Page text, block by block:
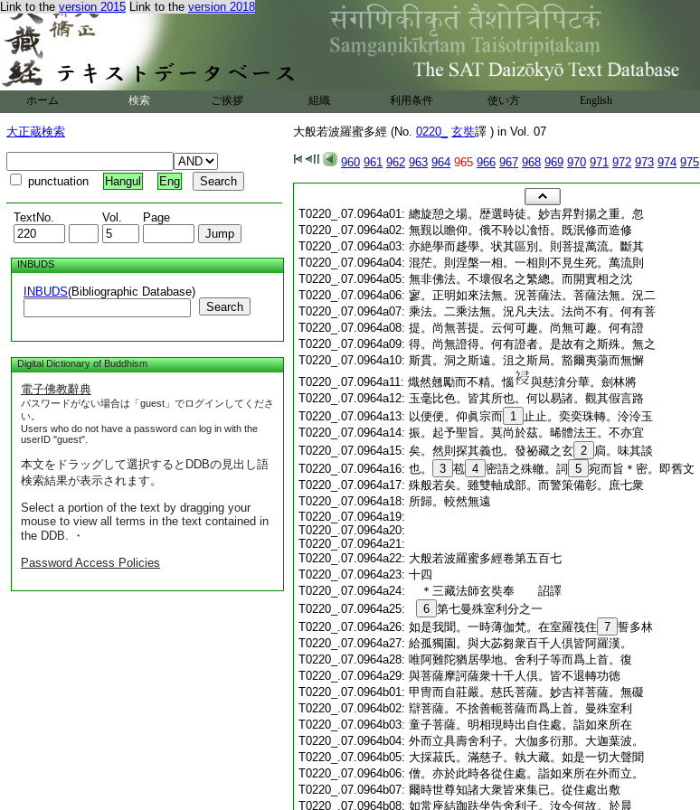
Link to the version 2015 Link to the version 2018
ホーム 検索 ご挨拶 組織 利用条件 使い方 English
大正蔵検索
punctuation Hangul Eng
TextNo. Vol. Page
INBUDS
INBUDS(Bibliographic Database)
Search
Digital Dictionary of Buddhism
電子佛教辭典
パスワードがない場合は「guest」でログインしてくださ
い。
Users who do not have a password can log in with the
userID "guest".
本文をドラッグして選択するとDDBの見出し語
検索結果が表示されます。
Select a portion of the text by dragging your
mouse to view all terms in the text contained in
the DDB. ・
Password Access Policies
大般若波羅蜜多經 (No. 0220_ 玄奘譯 ) in Vol. 07
960 961 962 963 964 965 966 967 968 969 970 971 972 973 974 975
T0220_.07.0964a01: 總旋憩之場。歴選時徒。妙吉昇對揚之重。忽
T0220_.07.0964a02: 無覲以瞻仰。俄不聆以飡悟。既泯修而造修
T0220_.07.0964a03: 亦絶學而趍學。状其區別。則菩提萬流。斷其
T0220_.07.0964a04: 混茫。則涅槃一相。一相則不見生死。萬流則
T0220_.07.0964a05: 無非佛法。不壞假名之繁總。而開實相之沈
T0220_.07.0964a06: 寥。正明如來法無。況菩薩法。菩薩法無。況二
T0220_.07.0964a07: 乘法。二乘法無。況凡夫法。法尚不有。何有菩
T0220_.07.0964a08: 提。尚無菩提。云何可趣。尚無可趣。何有證
T0220_.07.0964a09: 得。尚無證得。何有證者。是故有之斯殊。無之
T0220_.07.0964a10: 斯貫。洞之斯遠。沮之斯局。豁爾夷蕩而無懈
T0220_.07.0964a11: 熾然翹勵而不精。惱
與慈渰分華。劍林將
T0220_.07.0964a12: 玉毫比色。皆其所也。何以易諸。觀其假言路
T0220_.07.0964a13: 以便便。仰眞宗而 1 止止。奕奕珠轉。泠泠玉
T0220_.07.0964a14: 振。起予聖旨。莫尚於茲。晞體法王。不亦宜
T0220_.07.0964a15: 矣。然則探其義也。發祕藏之玄 2 扃。味其談
T0220_.07.0964a16: 也。 3 苞 4 密語之殊轍。詞 5 宛而旨＊密。即舊文
T0220_.07.0964a17: 殊般若矣。雖雙軸成部。而警策備彰。庶七衆
T0220_.07.0964a18: 所歸。較然無遠
T0220_.07.0964a19:
T0220_.07.0964a20:
T0220_.07.0964a21:
T0220_.07.0964a22: 大般若波羅蜜多經卷第五百七
T0220_.07.0964a23: 十四
T0220_.07.0964a24:
＊三藏法師玄奘奉 詔譯
T0220_.07.0964a25:
6 第七曼殊室利分之一
T0220_.07.0964a26: 如是我聞。一時薄伽梵。在室羅筏住 7 誓多林
T0220_.07.0964a27: 給孤獨園。與大苾芻衆百千人倶皆阿羅漢。
T0220_.07.0964a28: 唯阿難陀猶居學地。舍利子等而爲上首。復
T0220_.07.0964a29: 與菩薩摩訶薩衆十千人倶。皆不退轉功徳
T0220_.07.0964b01: 甲冑而自莊嚴。慈氏菩薩。妙吉祥菩薩。無礙
T0220_.07.0964b02: 辯菩薩。不捨善軛菩薩而爲上首。曼殊室利
T0220_.07.0964b03: 童子菩薩。明相現時出自住處。詣如來所在
T0220_.07.0964b04: 外而立具壽舍利子。大伽多衍那。大迦葉波。
T0220_.07.0964b05: 大採菽氏。滿慈子。執大藏。如是一切大聲聞
T0220_.07.0964b06: 僧。亦於此時各從住處。詣如來所在外而立。
T0220_.07.0964b07: 爾時世尊知諸大衆皆來集已。從住處出敷
T0220_.07.0964b08: 如常座結跏趺坐告舍利子。汝今何故。於晨